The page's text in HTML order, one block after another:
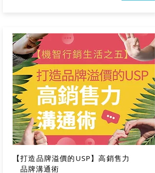
【打造品牌溢價的USP】高銷售力
​ 品牌溝通術